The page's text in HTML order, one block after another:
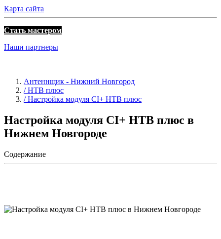
Карта сайта
Стать мастером
Наши партнеры
Антеннщик - Нижний Новгород
/ НТВ плюс
/ Настройка модуля CI+ НТВ плюс
Настройка модуля CI+ НТВ плюс в
Нижнем Новгороде
Содержание